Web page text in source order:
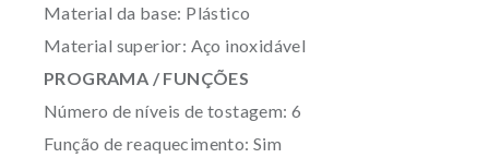
Material da base: Plástico
Material superior: Aço inoxidável
PROGRAMA / FUNÇÕES
Número de níveis de tostagem: 6
Função de reaquecimento: Sim